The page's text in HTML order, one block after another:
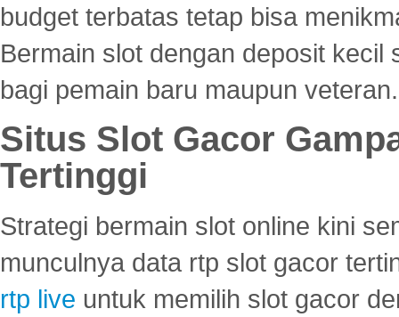
budget terbatas tetap bisa
Bermain slot dengan deposit
bagi pemain baru maupun veteran.
Situs Slot Gacor
Tertinggi
Strategi bermain slot online kini
munculnya data rtp slot gacor
rtp live untuk memilih slot gacor